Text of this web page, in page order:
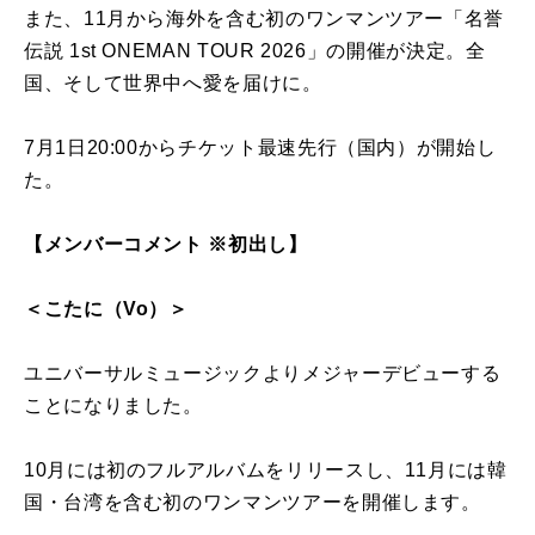
また、11月から海外を含む初のワンマンツアー「名誉
伝説 1st ONEMAN TOUR 2026」の開催が決定。全
国、そして世界中へ愛を届けに。
7月1日20:00からチケット最速先行（国内）が開始し
た。
【メンバーコメント ※初出し】
＜こたに（Vo）＞
ユニバーサルミュージックよりメジャーデビューする
ことになりました。
10月には初のフルアルバムをリリースし、11月には韓
国・台湾を含む初のワンマンツアーを開催します。